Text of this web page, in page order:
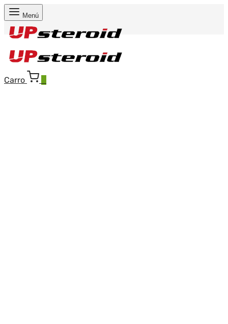
Menú
Carro